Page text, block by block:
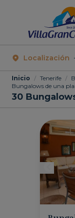
Localización
Inicio / Tenerife /
Bungalows de una
30